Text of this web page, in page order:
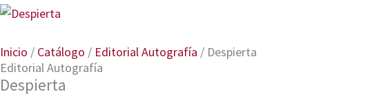
Inicio / Catálogo / Editorial Autografía / Despierta
Editorial Autografía
Despierta